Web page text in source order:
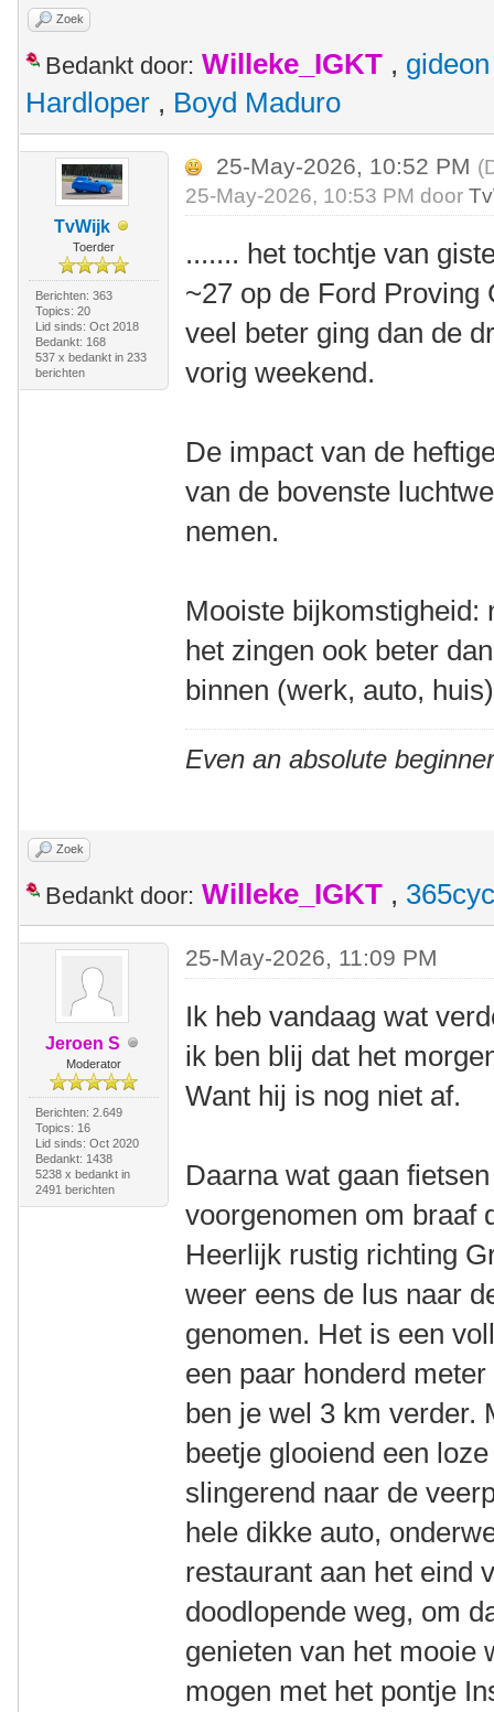
Zoek
Bedankt door: Willeke_IGKT , gideon
Hardloper , Boyd Maduro
TvWijk
Toerder
Berichten: 363
Topics: 20
Lid sinds: Oct 2018
Bedankt: 168
537 x bedankt in 233
berichten
25-May-2026, 10:52 PM
25-May-2026, 10:53 PM door
....... het tochtje van
~27 op de Ford Proving
veel beter ging dan de
vorig weekend.
De impact van de
van de bovenste
nemen.
Mooiste bijkomstigheid:
het zingen ook beter
binnen (werk, auto,
Even an absolute
Zoek
Bedankt door: Willeke_IGKT ,
Jeroen S
Moderator
Berichten: 2.649
Topics: 16
Lid sinds: Oct 2020
Bedankt: 1438
5238 x bedankt in
2491 berichten
25-May-2026, 11:09 PM
Ik heb vandaag wat
ik ben blij dat het
Want hij is nog niet af.
Daarna wat gaan
voorgenomen om braaf
Heerlijk rustig richting
weer eens de lus naar
genomen. Het is een
een paar honderd
ben je wel 3 km verder.
beetje glooiend een
slingerend naar de
hele dikke auto,
restaurant aan het eind
doodlopende weg, om
genieten van het mooie
mogen met het pontje